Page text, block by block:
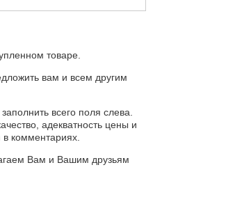
товаре.
вам и всем другим
всего поля слева.
адекватность цены и
в комментариях.
Вам и Вашим друзьям